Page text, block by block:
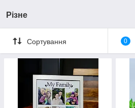
Різне
Сортування 0